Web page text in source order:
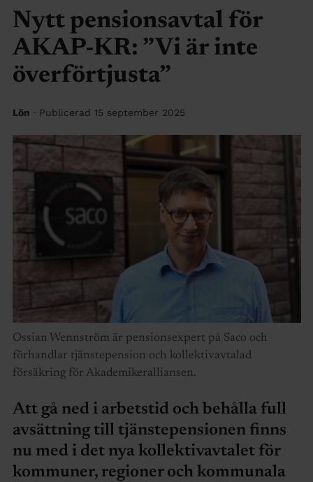
Nytt pensionsavtal för
AKAP-KR: ”Vi är inte
överförtjusta”
Lön · Publicerad 15 september 2025
Ossian Wennström är pensionsexpert på Saco och
förhandlar tjänstepension och kollektivavtalad
försäkring för Akademikeralliansen.
Att gå ned i arbetstid och behålla full
avsättning till tjänstepensionen finns
nu med i det nya kollektivavtalet för
kommuner, regioner och kommunala